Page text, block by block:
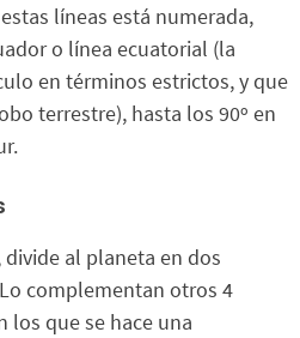
líneas está numerada,
o línea ecuatorial (la
en términos estrictos, y que
terrestre), hasta los 90º en
divide al planeta en dos
complementan otros 4
los que se hace una